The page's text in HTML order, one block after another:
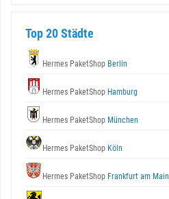
Top 20 Städte
Hermes PaketShop Berlin
Hermes PaketShop Hamburg
Hermes PaketShop München
Hermes PaketShop Köln
Hermes PaketShop Frankfurt am Main